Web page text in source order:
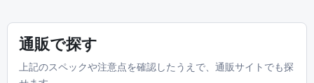
通販で探す
上記のスペックや注意点を確認したうえで、通販サイトでも探